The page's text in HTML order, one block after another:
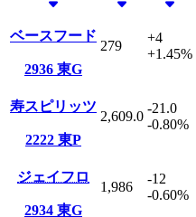
ベースフード
2936 東G
279
+4
+1.45%
寿スピリッツ
2222 東P
2,609.0
-21.0
-0.80%
ジェイフロ
2934 東G
1,986
-12
-0.60%